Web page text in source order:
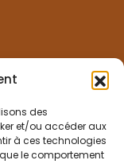
des
et/ou accéder aux
à ces technologies
le comportement